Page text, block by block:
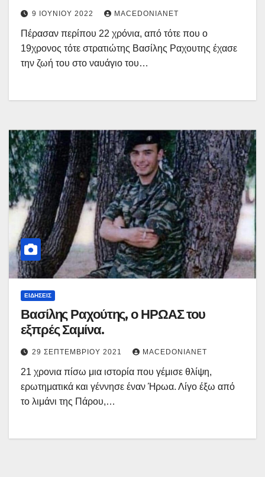
9 ΙΟΥΝΊΟΥ 2022 MACEDONIANET
Πέρασαν περίπου 22 χρόνια, από τότε που ο
19χρονος τότε στρατιώτης Βασίλης Ραχουτης έχασε
την ζωή του στο ναυάγιο του…
ΕΙΔΉΣΕΙΣ
Βασίλης Ραχούτης, ο ΗΡΩΑΣ του
εξπρές Σαμίνα.
29 ΣΕΠΤΕΜΒΡΊΟΥ 2021 MACEDONIANET
21 χρονια πίσω μια ιστορία που γέμισε θλίψη,
ερωτηματικά και γέννησε έναν Ήρωα. Λίγο έξω από
το λιμάνι της Πάρου,…